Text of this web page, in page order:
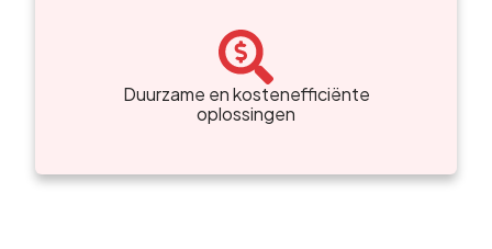
Duurzame en kostenefficiënte
oplossingen